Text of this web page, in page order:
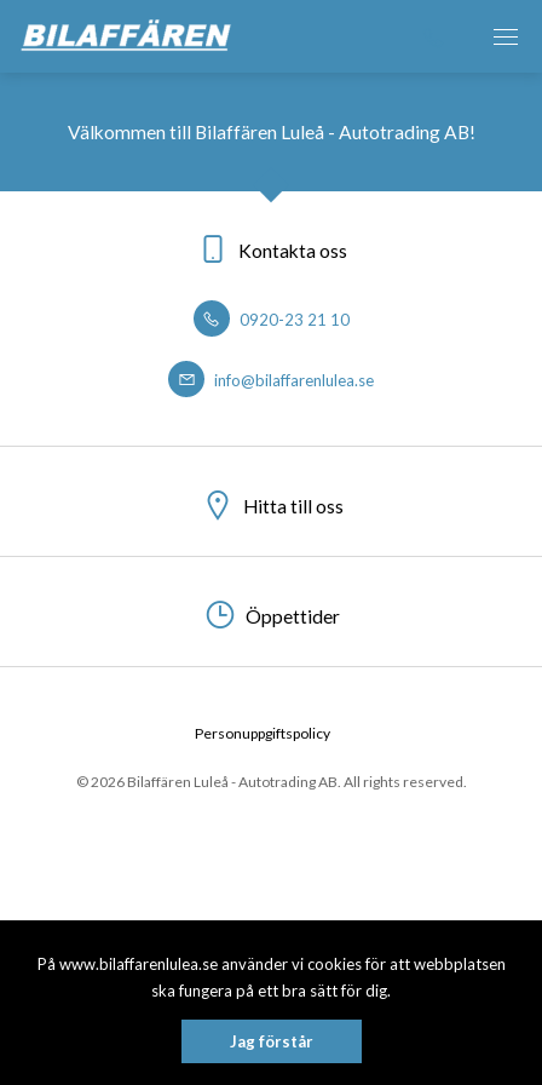
På www.bilaffarenlulea.se använder vi cookies för att webbplatsen
ska fungera på ett bra sätt för dig.
Jag förstår
Välkommen till Bilaffären Luleå - Autotrading AB!
Kontakta oss
0920-23 21 10
info@bilaffarenlulea.se
Hitta till oss
Öppettider
© 2026 Bilaffären Luleå - Autotrading AB. All rights reserved.
Personuppgiftspolicy